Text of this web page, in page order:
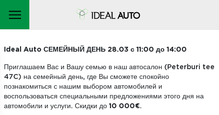
МАШИНЫ НА СКЛАДЕ
Ideal Auto СЕМЕЙНЫЙ ДЕНЬ 28.03 с 11:00 до 14:00
Приглашаем Вас и Вашу семью в наш автосалон (Peterburi tee
47C) на семейный день, где Вы сможете спокойно
познакомиться с нашим выбором автомобилей и
воспользоваться специальными предложениями этого дня на
автомобили и услуги. Скидки до 10 000€.